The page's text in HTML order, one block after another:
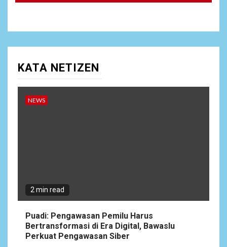
KATA NETIZEN
NEWS
2 min read
Puadi: Pengawasan Pemilu Harus
Bertransformasi di Era Digital, Bawaslu
Perkuat Pengawasan Siber